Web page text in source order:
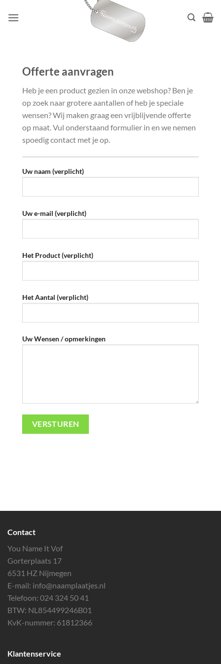
naar
Offerte aanvragen
Heb je een product gezien in onze webshop? Ben je
op zoek naar grotere aantallen of heb je speciale
wensen? Wij maken graag een vrijblijvende offerte
op maat. Vul onderstaand formulier in en we nemen
spoedig contact met je op.
Uw naam (verplicht)
Uw e-mail (verplicht)
Het Product (verplicht)
Het Aantal (verplicht)
Uw Wensen / opmerkingen
Contact
You Name It Vof
Gorterplaats 17
6531 HZ Nijmegen
E-mail: info@naamplaatjes.nl
Telefoon: 024 324 50 41
BTW: NL854499246B01
KvK-nummer: 61812366
Klantenservice